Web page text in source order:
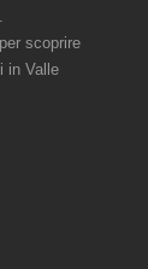
scoprire
in Valle